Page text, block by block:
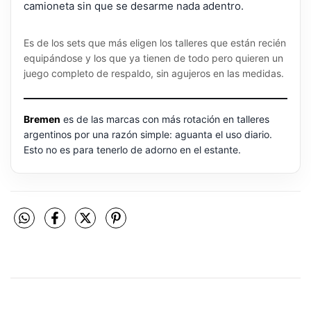
camioneta sin que se desarme nada adentro.
Es de los sets que más eligen los talleres que están recién
equipándose y los que ya tienen de todo pero quieren un
juego completo de respaldo, sin agujeros en las medidas.
Bremen es de las marcas con más rotación en talleres
argentinos por una razón simple: aguanta el uso diario.
Esto no es para tenerlo de adorno en el estante.